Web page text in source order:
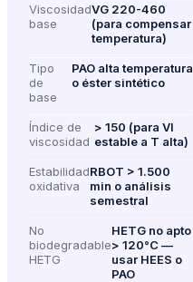
Viscosidad
base
VG 220-460
(para compensar
temperatura)
Tipo
de
base
PAO alta temperatura
o éster sintético
Índice de
viscosidad
> 150 (para VI
estable a T alta)
Estabilidad
oxidativa
RBOT > 1.500
min o análisis
semestral
No
biodegradable
HETG
HETG no apto
> 120°C —
usar HEES o
PAO